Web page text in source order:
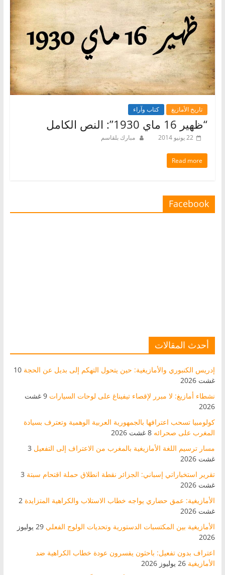
تاريخ الأمازيغ كتاب وآراء
“ظهير 16 ماي 1930”: النص الكامل
22 يونيو 2014 مبارك بلقاسم
Read more
Facebook
أحدث المقالات
إدريس الكنبوري والأمازيغية: حين يتحول التهكم إلى بديل عن الحجة 10
غشت 2026
نشطاء أمازيغ: لا مبرر لإقصاء تيفيناغ على لوحات السيارات
9 غشت
2026
كولومبيا تسحب اعترافها بالجمهورية العربية الوهمية وتعترف بسيادة
المغرب على صحرائه 8 غشت 2026
مسار ترسيم اللغة الأمازيغية بالمغرب من الاعتراف إلى التفعيل 3
غشت 2026
تقرير استخباراتي إسباني: الجزائر نقطة انطلاق حملة اقتحام سبتة 3
غشت 2026
الأمازيغية: عمق حضاري يواجه خطاب الاستلاب والكراهية المتزايدة 2
غشت 2026
الأمازيغية بين المكتسبات الدستورية وتحديات الولوج الفعلي
29 يوليوز
2026
اعتراف بدون تفعيل: باحثون يفسرون عودة خطاب الكراهية ضد
الأمازيغية 26 يوليوز 2026